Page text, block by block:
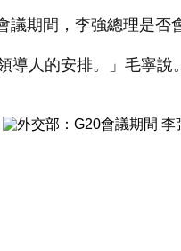
期間，李強總理是否
人的安排。」毛寧說。